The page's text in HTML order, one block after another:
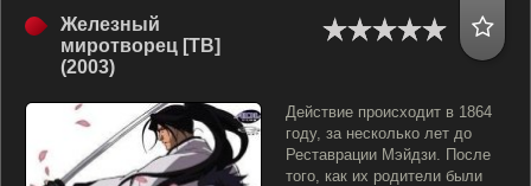
Железный
миротворец [ТВ]
(2003)
Действие происходит в 1864
году, за несколько лет до
Реставрации Мэйдзи. После
того, как их родители были